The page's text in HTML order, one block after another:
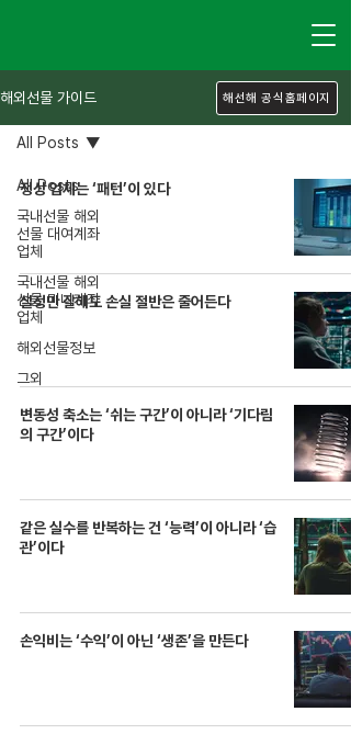
해외선물 가이드
All Posts
국내선물 해외
선물 대여계좌
업체
국내선물 해외
선물 미니계좌
업체
해외선물정보
그외
All Posts
정상 업체는 ‘패턴’이 있다
설정만 잘해도 손실 절반은 줄어든다
변동성 축소는 ‘쉬는 구간’이 아니라 ‘기다림
의 구간’이다
같은 실수를 반복하는 건 ‘능력’이 아니라 ‘습
관’이다
손익비는 ‘수익’이 아닌 ‘생존’을 만든다
해선해 공식홈페이지